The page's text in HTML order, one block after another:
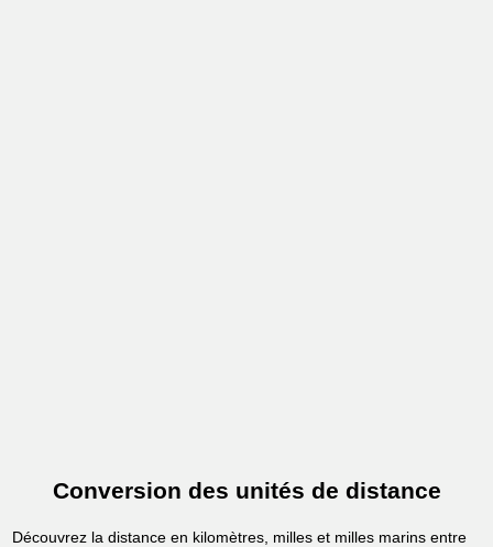
Conversion des unités de distance
Découvrez la distance en kilomètres, milles et milles marins entre